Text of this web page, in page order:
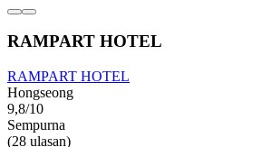
RAMPART HOTEL
RAMPART HOTEL
Hongseong
9,8/10
Sempurna
(28 ulasan)